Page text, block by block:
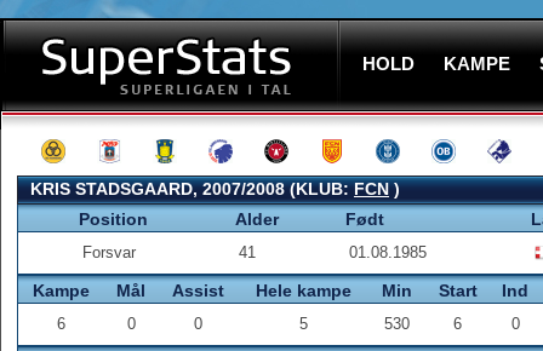
HOLD KAMPE
KRIS STADSGAARD, 2007/2008 (KLUB:FCN)
Position
Alder Født
Forsvar 41 01.08.1985
Kampe Mål Assist Hele kampe Min Start Ind
6 0 0 5 530 6 0